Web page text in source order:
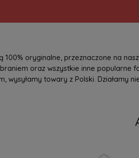
100% oryginalne, przeznaczone na
oraz wszystkie inne popularne
wysyłamy towary z Polski. Działamy